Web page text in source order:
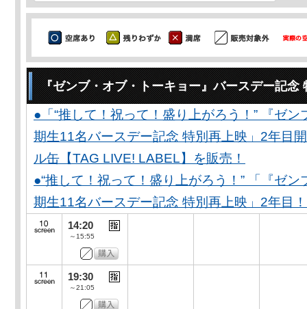
『ゼンブ・オブ・トーキョー』バースデー記念
●「“推して！祝って！盛り上がろう！” 『ゼ
期生11名バースデー記念 特別再上映」2年目
ル缶【TAG LIVE! LABEL】を販売！
●“推して！祝って！盛り上がろう！” 「『ゼ
期生11名バースデー記念 特別再上映」2年目！
14:20
～15:55
19:30
～21:05